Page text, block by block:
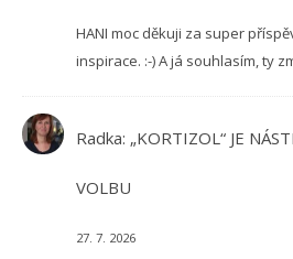
HANI moc děkuji za super
inspirace. :-) A já souhlasím, ty
Radka: „KORTIZOL“ JE
VOLBU
27. 7. 2026